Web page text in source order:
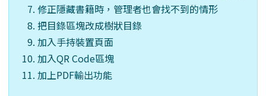
修正隱藏書籍時，管理者也會找不到的情形
把目錄區塊改成樹狀目錄
加入手持裝置頁面
加入QR Code區塊
加上PDF輸出功能